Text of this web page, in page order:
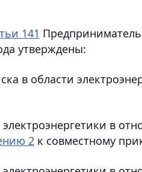
141
утверждены:
в области
в
2 к совместному